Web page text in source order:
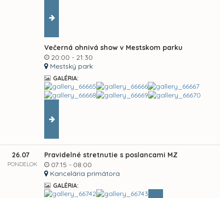
Večerná ohnivá show v Mestskom parku
20:00 - 21:30
Mestský park
GALÉRIA:
26.07
PONDELOK
Pravidelné stretnutie s poslancami MZ
07:15 - 08:00
Kancelária primátora
GALÉRIA: